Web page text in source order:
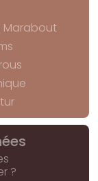
Marabout
?